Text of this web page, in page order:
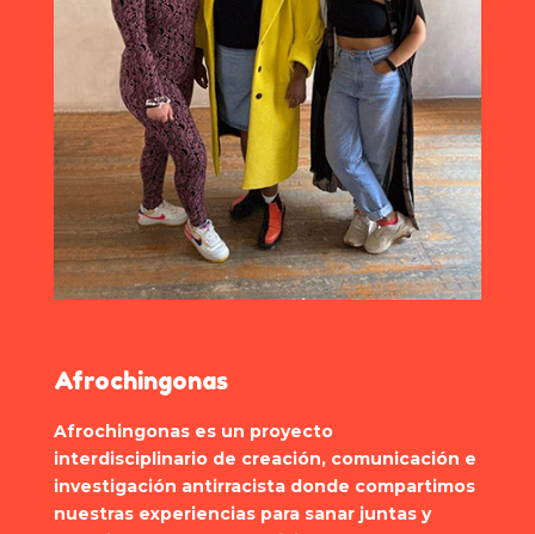
Afrochingonas
Afrochingonas es un proyecto
interdisciplinario de creación, comunicación e
investigación antirracista donde compartimos
nuestras experiencias para sanar juntas y